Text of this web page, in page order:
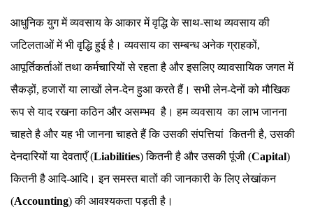
आधुनिक युग में व्यवसाय के आकार में वृद्धि के साथ-साथ व्यवसाय की
जटिलताओं में भी वृद्धि हुई है। व्यवसाय का सम्बन्ध अनेक ग्राहकों,
आपूर्तिकर्ताओं तथा कर्मचारियों से रहता है और इसलिए व्यावसायिक जगत में
सैकड़ों, हजारों या लाखों लेन-देन हुआ करते हैं। सभी लेन-देनों को मौखिक
रूप से याद रखना कठिन और असम्भव है। हम व्यवसाय का लाभ जानना
चाहते है और यह भी जानना चाहते हैं कि उसकी संपत्तियां कितनी है, उसकी
देनदारियों या देवताएँ (Liabilities) कितनी है और उसकी पूंजी (Capital)
कितनी है आदि-आदि। इन समस्त बातों की जानकारी के लिए लेखांकन
(Accounting) की आवश्यकता पड़ती है।